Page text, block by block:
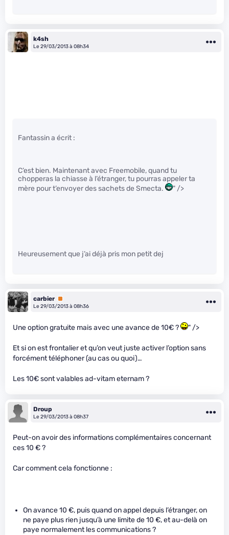
k4sh
Le 29/03/2013 à 08h34
Fantassin a écrit :
C’est bien. Maintenant avec Freemobile, quand tu
chopperas la chiasse à l’étranger, tu pourras appeler ta
mère pour t’envoyer des sachets de Smecta.
" />
Heureusement que j’ai déjà pris mon petit dej
carbier Premium
Le 29/03/2013 à 08h36
Une option gratuite mais avec une avance de 10€ ? " />
Et si on est frontalier et qu’on veut juste activer l’option sans
forcément téléphoner (au cas ou quoi)…
Les 10€ sont valables ad-vitam eternam ?
Droup
Le 29/03/2013 à 08h37
Peut-on avoir des informations complémentaires concernant
ces 10 € ?
Car comment cela fonctionne :
On avance 10 €, puis quand on appel depuis l’étranger, on
ne paye plus rien jusqu’à une limite de 10 €, et au-delà on
paye normalement les communications ?